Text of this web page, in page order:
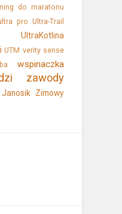
do maratonu
pro Ultra-Trail
UltraKotlina
UTM verity sense
wspinaczka
zawody
Zimowy